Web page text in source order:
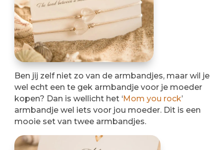
Ben jij zelf niet zo van de armbandjes, maar wil je
wel echt een te gek armbandje voor je moeder
kopen? Dan is wellicht het ‘Mom you rock’
armbandje wel iets voor jou moeder. Dit is een
mooie set van twee armbandjes.